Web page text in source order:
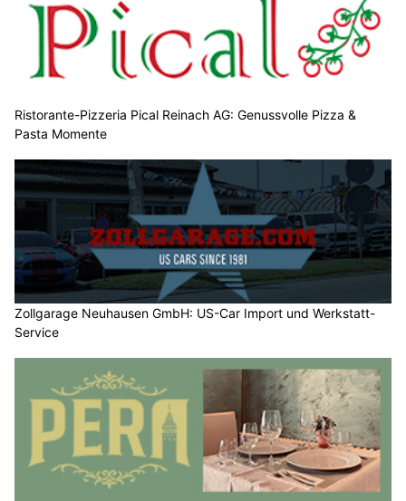
Ristorante-Pizzeria Pical Reinach AG: Genussvolle Pizza &
Pasta Momente
Zollgarage Neuhausen GmbH: US-Car Import und Werkstatt-
Service